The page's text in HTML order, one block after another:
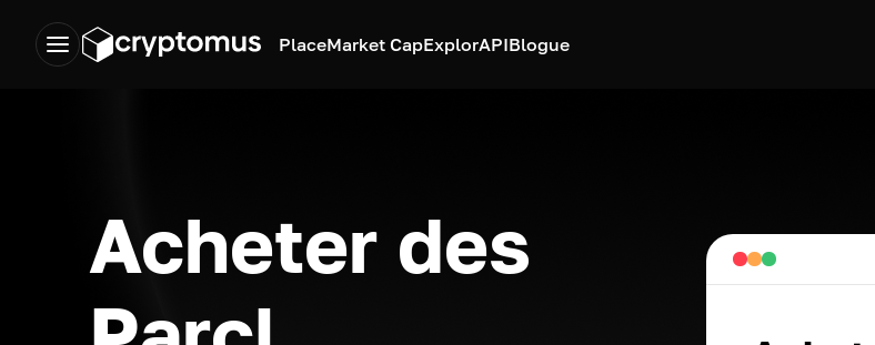
PlaceMarket CapExplorAPIBlogue
Acheter des